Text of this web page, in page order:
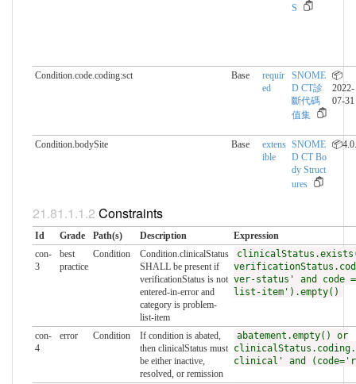
S
Condition.code.coding:sct Base
requir
ed
SNOME
D CT診
斷代碼
值集
📦
2022-
07-31
Condition.bodySite Base
extens
ible
SNOME
D CT Bo
dy Struct
ures
Constraints
Id Grade Path(s) Description
Expression
con-
3
best
practice
Condition
Condition.clinicalStatus
SHALL be present if
verificationStatus is not
entered-in-error and
category is problem-
list-item
ver-status' and code
list-item').empty()
con-
4
error Condition
If condition is abated,
then clinicalStatus must
be either inactive,
resolved, or remission
abatement.empty() or
clinical' and